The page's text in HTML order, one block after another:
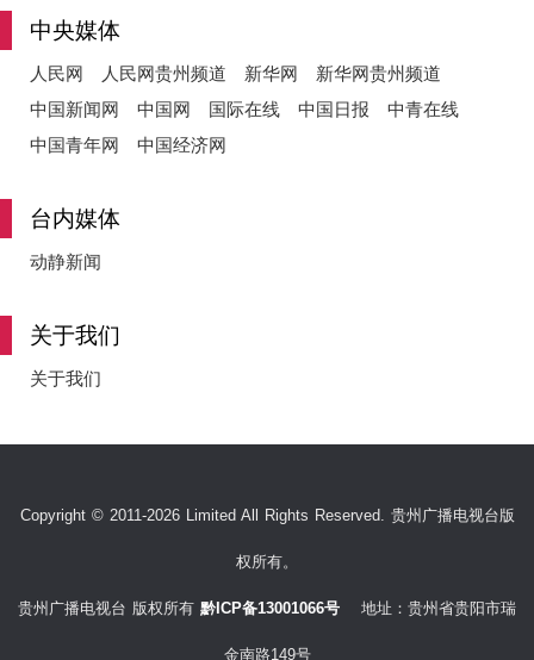
中央媒体
人民网 人民网贵州频道 新华网
新华网贵州频道
中国新闻网
中国网 国际在线 中国日报
中青在线
中国青年网
中国经济网
台内媒体
动静新闻
关于我们
关于我们
Copyright © 2011-2026 Limited All Rights Reserved. 贵州广播电视台版
权所有。
贵州广播电视台 版权所有 黔ICP备13001066号 地址：贵州省贵阳市瑞
金南路149号